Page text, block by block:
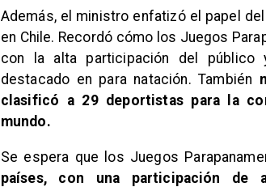
Además, el ministro enfatizó el papel
en Chile. Recordó cómo los Juegos
con la alta participación del público
destacado en para natación. También
clasificó a 29 deportistas para la
mundo.
Se espera que los Juegos
países, con una participación de